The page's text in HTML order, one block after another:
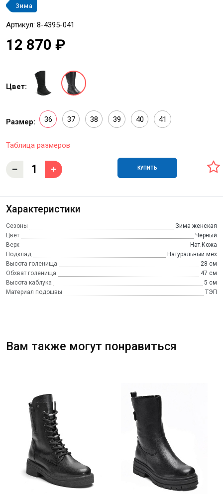
Зима
Артикул: 8-4395-041
12 870 ₽
Цвет:
Размер: 36 37 38 39 40 41
Таблица размеров
КУПИТЬ
Характеристики
Сезоны
Зима женская
Цвет
Черный
Верх
Нат.Кожа
Подклад
Натуральный мех
Высота голенища
28 см
Обхват голенища
47 см
Высота каблука
5 см
Материал подошвы
ТЭП
Вам также могут понравиться